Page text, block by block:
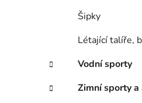
Šipky
Létající talíře,
Vodní sporty
Zimní sporty